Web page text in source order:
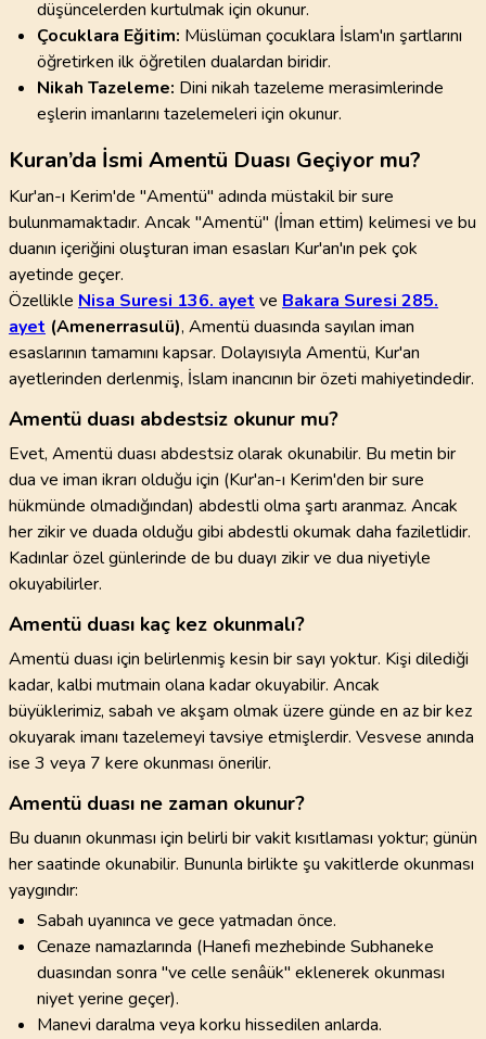
düşüncelerden kurtulmak için okunur.
Çocuklara Eğitim: Müslüman çocuklara İslam'ın şartlarını
öğretirken ilk öğretilen dualardan biridir.
Nikah Tazeleme: Dini nikah tazeleme merasimlerinde
eşlerin imanlarını tazelemeleri için okunur.
Kuran’da İsmi Amentü Duası Geçiyor mu?
Kur'an-ı Kerim'de "Amentü" adında müstakil bir sure
bulunmamaktadır. Ancak "Amentü" (İman ettim) kelimesi ve bu
duanın içeriğini oluşturan iman esasları Kur'an'ın pek çok
ayetinde geçer.
Özellikle Nisa Suresi 136. ayet ve Bakara Suresi 285.
ayet (Amenerrasulü), Amentü duasında sayılan iman
esaslarının tamamını kapsar. Dolayısıyla Amentü, Kur'an
ayetlerinden derlenmiş, İslam inancının bir özeti mahiyetindedir.
Amentü duası abdestsiz okunur mu?
Evet, Amentü duası abdestsiz olarak okunabilir. Bu metin bir
dua ve iman ikrarı olduğu için (Kur'an-ı Kerim'den bir sure
hükmünde olmadığından) abdestli olma şartı aranmaz. Ancak
her zikir ve duada olduğu gibi abdestli okumak daha faziletlidir.
Kadınlar özel günlerinde de bu duayı zikir ve dua niyetiyle
okuyabilirler.
Amentü duası kaç kez okunmalı?
Amentü duası için belirlenmiş kesin bir sayı yoktur. Kişi dilediği
kadar, kalbi mutmain olana kadar okuyabilir. Ancak
büyüklerimiz, sabah ve akşam olmak üzere günde en az bir kez
okuyarak imanı tazelemeyi tavsiye etmişlerdir. Vesvese anında
ise 3 veya 7 kere okunması önerilir.
Amentü duası ne zaman okunur?
Bu duanın okunması için belirli bir vakit kısıtlaması yoktur; günün
her saatinde okunabilir. Bununla birlikte şu vakitlerde okunması
yaygındır:
Sabah uyanınca ve gece yatmadan önce.
Cenaze namazlarında (Hanefi mezhebinde Subhaneke
duasından sonra "ve celle senâük" eklenerek okunması
niyet yerine geçer).
Manevi daralma veya korku hissedilen anlarda.